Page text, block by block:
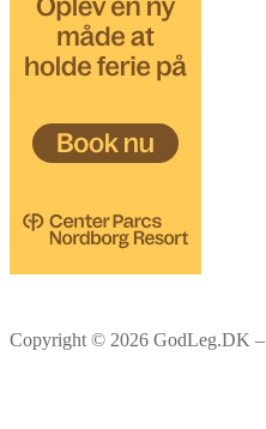
Copyright © 2026 GodLeg.DK –